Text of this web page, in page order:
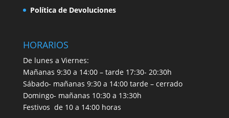
Política de Devoluciones
HORARIOS
De lunes a Viernes:
Mañanas 9:30 a 14:00 – tarde 17:30- 20:30h
Sábado- mañanas 9:30 a 14:00 tarde – cerrado
Domingo- mañanas 10:30 a 13:30h
Festivos de 10 a 14:00 horas